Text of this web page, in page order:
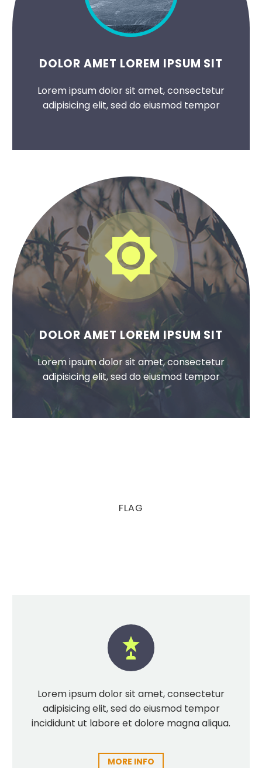
DOLOR AMET LOREM IPSUM SIT
Lorem ipsum dolor sit amet, consectetur
adipisicing elit, sed do eiusmod tempor


DOLOR AMET LOREM IPSUM SIT
Lorem ipsum dolor sit amet, consectetur
adipisicing elit, sed do eiusmod tempor
FLAG


Lorem ipsum dolor sit amet, consectetur
adipisicing elit, sed do eiusmod tempor
incididunt ut labore et dolore magna aliqua.
MORE INFO